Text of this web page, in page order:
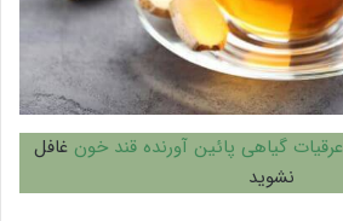
عرقیات گیاهی پائین آورنده قند خون غافل
نشوید